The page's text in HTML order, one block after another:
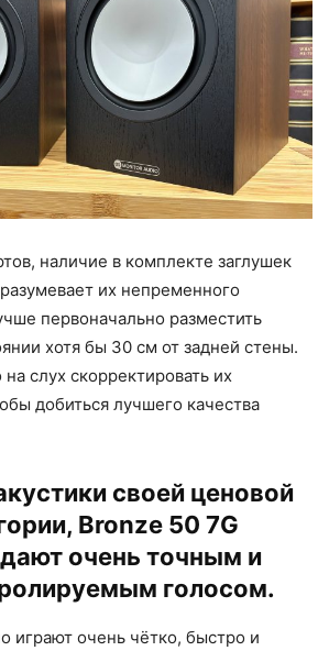
наличие в комплекте заглушек
их непременного
первоначально разместить
хотя бы 30 см от задней стены.
слух скорректировать их
добиться лучшего качества
своей ценовой
Bronze 50 7G
очень точным и
голосом.
играют очень чётко, быстро и